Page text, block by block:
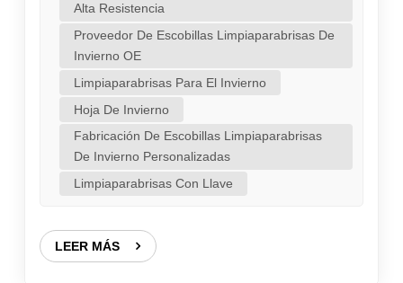
en la zona del parabrisas, donde la escarcha es
propensa a formarse y que constituye el núcleo
de la línea de visión del conductor. Como única
herramienta para limpiar el parabrisas durante
la conducción, el rendimiento de escobillas
limpiaparabrisas Esto cobra una importancia
crucial en condiciones climáticas adversas. La
lluvia y la nieve ya provocan carreteras
larga...
Alta Resistencia
Proveedor De Escobillas Limpiaparabrisas De
Invierno OE
Limpiaparabrisas Para El Invierno
Hoja De Invierno
Fabricación De Escobillas Limpiaparabrisas
De Invierno Personalizadas
Limpiaparabrisas Con Llave
LEER MÁS